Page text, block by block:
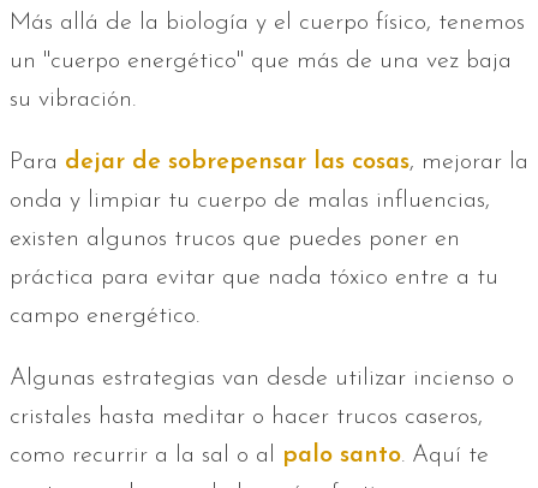
Más allá de la biología y el cuerpo físico, tenemos
un "cuerpo energético" que más de una vez baja
su vibración.
Para dejar de sobrepensar las cosas, mejorar la
onda y limpiar tu cuerpo de malas influencias,
existen algunos trucos que puedes poner en
práctica para evitar que nada tóxico entre a tu
campo energético.
Algunas estrategias van desde utilizar incienso o
cristales hasta meditar o hacer trucos caseros,
como recurrir a la sal o al palo santo. Aquí te